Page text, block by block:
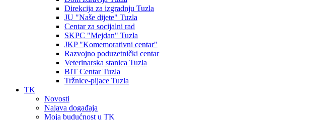
Direkcija za izgradnju Tuzla
JU "Naše dijete" Tuzla
Centar za socijalni rad
SKPC "Mejdan" Tuzla
JKP "Komemorativni centar"
Razvojno poduzetnički centar
Veterinarska stanica Tuzla
BIT Centar Tuzla
Tržnice-pijace Tuzla
TK
Novosti
Najava događaja
Moja budućnost u TK